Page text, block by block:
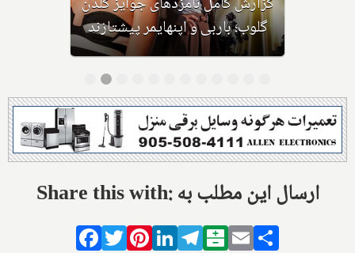
گلوب؛ باربی و اپنهایمر پیشتازند
Share this with: ارسال این مطلب به
Facebook
TwitterPinterestLinkedIn
Telegram
Balatarin
Email